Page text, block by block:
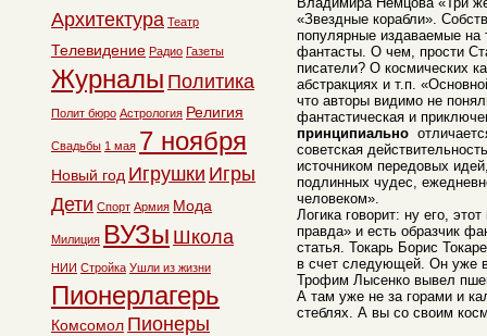
«Звездные корабли».
популярные издаваемые на
фантасты. О чем, прости
писатели? О космических
абстракциях и т.п.
что авторы видимо не
фантастическая и
принципиально
советская
источником передовых
подлинных чудес,
человеком».
Логика говорит: ну его,
правда» и есть образчик
статья. Токарь Борис
в счет следующей. Он уже
Трофим Лысенко вывел
А там уже не за горами и
стеблях. А вы со своим
Архитектура Театр
Телевидение Радио Газеты
Журналы Политика
Полит бюро Астрология Религия
Свадьбы 1 мая 7 ноября
Новый год Игрушки Игры
Дети Спорт Армия Мода
Милиция ВУЗы Школа
НИИ Стройка Ушли из жизни
Пионерлагерь
Комсомол Пионеры